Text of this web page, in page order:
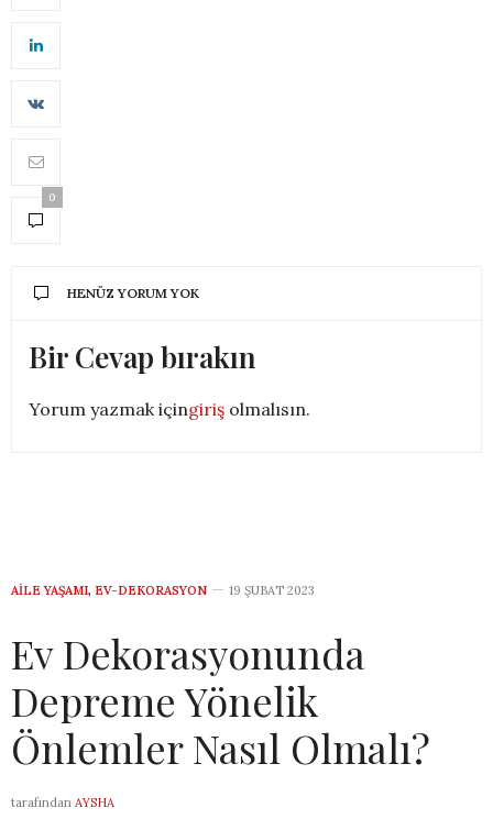
0
HENÜZ YORUM YOK
Bir Cevap bırakın
Yorum yazmak içingiriş olmalısın.
AILE YAŞAMI, EV-DEKORASYON 19 ŞUBAT 2023
Ev Dekorasyonunda
Depreme Yönelik
Önlemler Nasıl Olmalı?
tarafından AYSHA